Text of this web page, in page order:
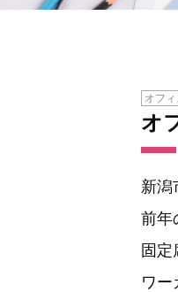
オフ
オ
新潟
前年
固
ワー